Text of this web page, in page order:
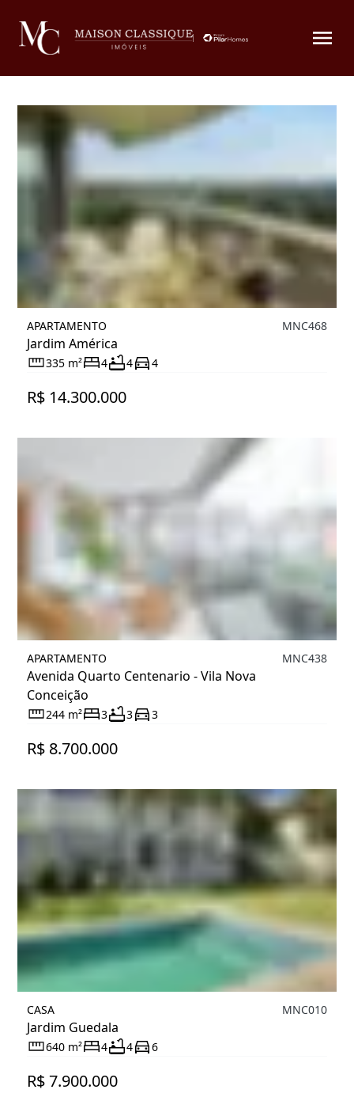
APARTAMENTO
Jardim América
MNC468
335 m² 4 4 4
R$ 14.300.000
APARTAMENTO
Avenida Quarto Centenario - Vila Nova
Conceição
MNC438
244 m² 3 3 3
R$ 8.700.000
CASA
Jardim Guedala
MNC010
640 m² 4 4 6
R$ 7.900.000